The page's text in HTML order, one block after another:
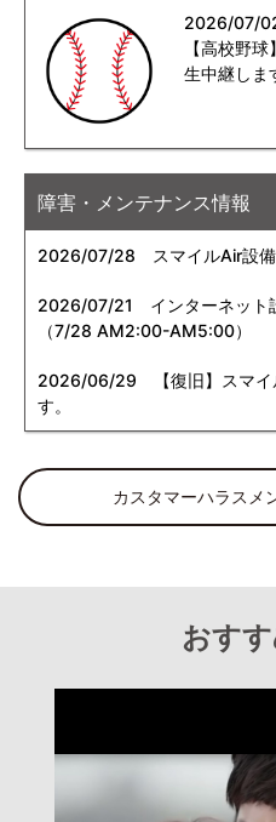
2026/07/
【高校野
生中継しま
障害・メンテナンス情報
2026/07/28 スマイルAir設
2026/07/21
インターネット
（7/28 AM2:00-AM5:00）
2026/06/29 【復旧】スマイ
す。
カスタマーハラスメ
おす